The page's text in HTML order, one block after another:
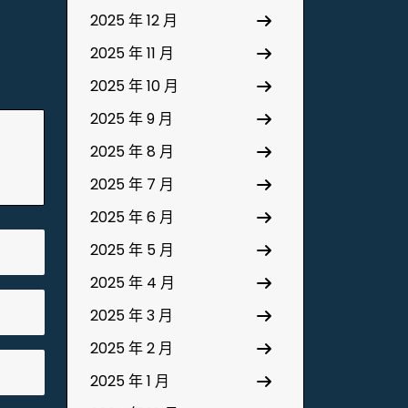
2025 年 12 月
2025 年 11 月
2025 年 10 月
2025 年 9 月
2025 年 8 月
2025 年 7 月
2025 年 6 月
2025 年 5 月
2025 年 4 月
2025 年 3 月
2025 年 2 月
2025 年 1 月